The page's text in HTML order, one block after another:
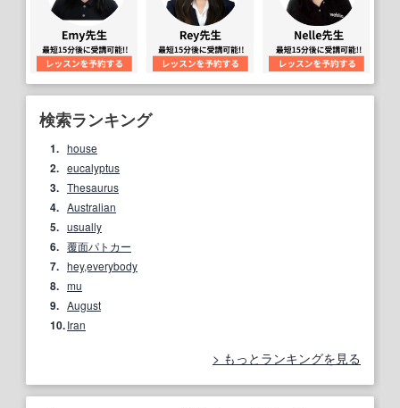
検索ランキング
1. house
2. eucalyptus
3. Thesaurus
4. Australian
5. usually
6. 覆面パトカー
7. hey,everybody
8. mu
9. August
10.Iran
もっとランキングを見る